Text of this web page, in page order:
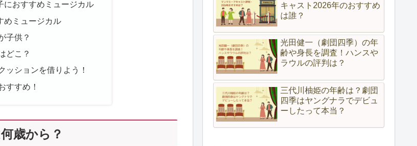
におすすめミュージカル
めミュージカル
子供？
どこ？
ッションを借りよう！
すすめ！
歳から？
キャスト2026年のおすすめ
は誰？
光田健一（劇団四季）の年
齢や身長を調査！ハンスや
ラウルの評判は？
三代川柚姫の年齢は？劇団
四季はヤングナラでデビュ
ーしたって本当？